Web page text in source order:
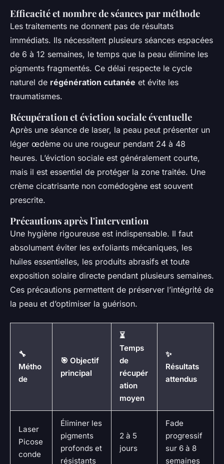
Efficacité et nombre de séances par méthode
Les traitements ne donnent pas de résultats
immédiats. Ils nécessitent plusieurs séances espacées
de 6 à 12 semaines, le temps que la peau élimine les
pigments fragmentés. Ce délai respecte le cycle
naturel de régénération cutanée et évite les
traumatismes.
Récupération et éviction sociale éventuelle
Après une séance de laser, la peau peut présenter un
léger œdème ou une rougeur pendant 24 à 48
heures. L’éviction sociale est généralement courte,
mais il est essentiel de protéger la zone traitée. Une
crème cicatrisante non comédogène est souvent
prescrite.
Précautions après l'intervention
Une hygiène rigoureuse est indispensable. Il faut
absolument éviter les exfoliants mécaniques, les
huiles essentielles, les produits abrasifs et toute
exposition solaire directe pendant plusieurs semaines.
Ces précautions permettent de préserver l’intégrité de
la peau et d’optimiser la guérison.
🔧
Métho
de
🎯 Objectif
principal
⏳
Temps
de
récupér
ation
moyen
✨
Résultats
attendus
Laser
Picose
conde
Éliminer les
pigments
profonds et
résistants
2 à 5
jours
Fade
progressif
sur 6 à 8
semaines